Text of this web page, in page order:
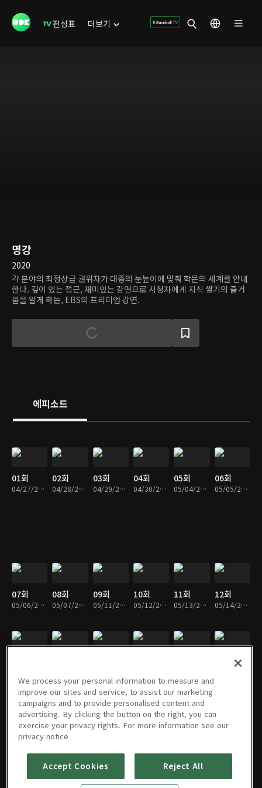
편성표 더보기
명강
2020
각 분야의 최정상급 권위자가 대중의 눈높이에 맞춰 학문의 세계를 안내
한다. 깊이 있는 접근, 재미있는 강연으로 시청자에게 지식 쌓기의 즐거
움을 알게 하는, EBS의 프리미엄 강연.
에피소드
01회
04/27/2020 • 25분
02회
04/28/2020 • 25분
03회
04/29/2020 • 25분
04회
04/30/2020 • 26분
05회
05/04/2020 • 26분
06회
05/05/2020 • 25분
07회
05/06/2020 • 25분
08회
05/07/2020 • 26분
09회
05/11/2020 • 25분
10회
05/12/2020 • 24분
11회
05/13/2020 • 25분
12회
05/14/2020 • 25분
19회
05/27/2020 • 26분
20회 21회 22회 23회 24회
We process your personal information to measure and
improve our sites and service, to assist our marketing
campaigns and to provide personalised content and
advertising. By clicking the button on the right, you can
exercise your privacy rights. For more information see our
privacy notice
Accept Cookies Reject All